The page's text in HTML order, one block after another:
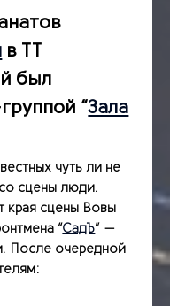
в ТТ
был
“Зала
чуть ли не
сцены люди.
края сцены Вовы
“СадЪ” —
После очередной